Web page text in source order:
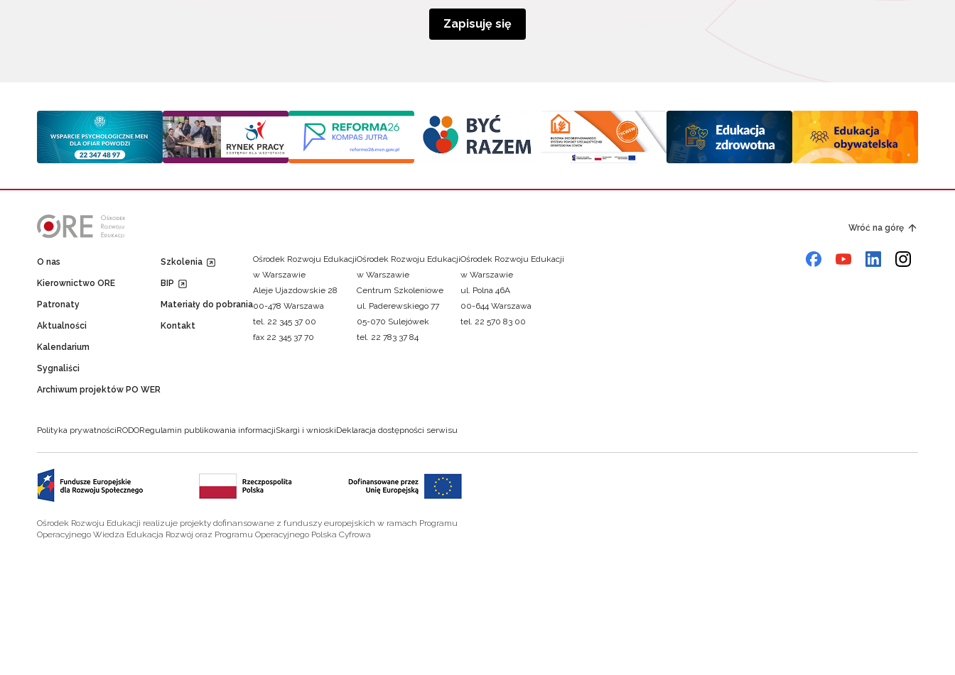
Zapisuję się
Wróć na górę
O nas
Kierownictwo ORE
Patronaty
Aktualności
Kalendarium
Sygnaliści
Archiwum projektów PO WER
Szkolenia
BIP
Materiały do pobrania
Kontakt
Ośrodek Rozwoju Edukacji
w Warszawie
Aleje Ujazdowskie 28
00-478 Warszawa
tel. 22 345 37 00
fax 22 345 37 70
Ośrodek Rozwoju Edukacji
w Warszawie
Centrum Szkoleniowe
ul. Paderewskiego 77
05-070 Sulejówek
tel. 22 783 37 84
Ośrodek Rozwoju Edukacji
w Warszawie
ul. Polna 46A
00-644 Warszawa
tel. 22 570 83 00
Polityka prywatnościRODORegulamin publikowania informacjiSkargi i wnioskiDeklaracja dostępności serwisu
Ośrodek Rozwoju Edukacji realizuje projekty dofinansowane z funduszy europejskich w ramach Programu
Operacyjnego Wiedza Edukacja Rozwój oraz Programu Operacyjnego Polska Cyfrowa